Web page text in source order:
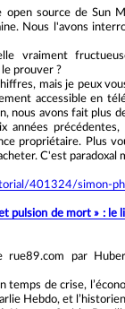
open source de Sun
Nous l'avons
vraiment
prouver ?
mais je peux
accessible en
nous avons fait plus
années précédentes,
propriétaire. Plus
C'est paradoxal
401324/simon-
pulsion de mort » : le
rue89.com par
temps de crise,
Hebdo, et